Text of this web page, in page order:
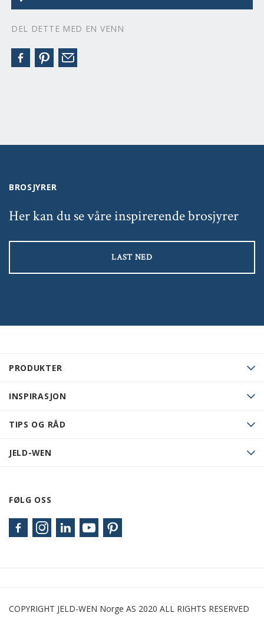
DEL DETTE MED EN VENN
PRODUKTER
INSPIRASJON
TIPS OG RÅD
JELD-WEN
FØLG OSS
BROSJYRER
Her kan du se våre inspirerende brosjyrer
LAST NED
COPYRIGHT JELD-WEN Norge AS 2020 ALL RIGHTS RESERVED